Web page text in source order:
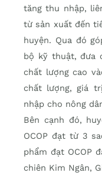
tăng thu nhập,
từ sản xuất đến
huyện. Qua đó
bộ kỹ thuật, đưa
chất lượng cao
chất lượng, giá
nhập cho nông
Bên cạnh đó,
OCOP đạt từ 3
phẩm đạt OCOP
chiên Kim Ngân,